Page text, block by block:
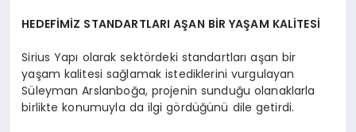
HEDEFİMİZ STANDARTLARI AŞAN BİR YAŞAM KALİTESİ
Sirius Yapı olarak sektördeki standartları aşan bir
yaşam kalitesi sağlamak istediklerini vurgulayan
Süleyman Arslanboğa, projenin sunduğu olanaklarla
birlikte konumuyla da ilgi gördüğünü dile getirdi.